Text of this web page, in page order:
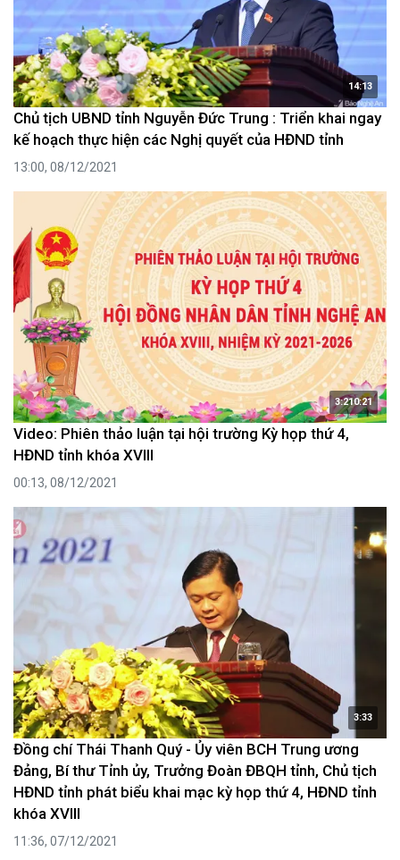
14:13
Chủ tịch UBND tỉnh Nguyễn Đức Trung : Triển khai ngay
kế hoạch thực hiện các Nghị quyết của HĐND tỉnh
13:00, 08/12/2021
3:210:21
Video: Phiên thảo luận tại hội trường Kỳ họp thứ 4,
HĐND tỉnh khóa XVIII
00:13, 08/12/2021
3:33
Đồng chí Thái Thanh Quý - Ủy viên BCH Trung ương
Đảng, Bí thư Tỉnh ủy, Trưởng Đoàn ĐBQH tỉnh, Chủ tịch
HĐND tỉnh phát biểu khai mạc kỳ họp thứ 4, HĐND tỉnh
khóa XVIII
11:36, 07/12/2021